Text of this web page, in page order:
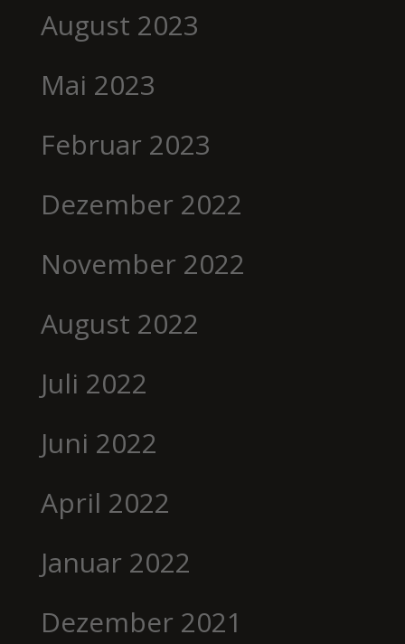
August 2023
Mai 2023
Februar 2023
Dezember 2022
November 2022
August 2022
Juli 2022
Juni 2022
April 2022
Januar 2022
Dezember 2021